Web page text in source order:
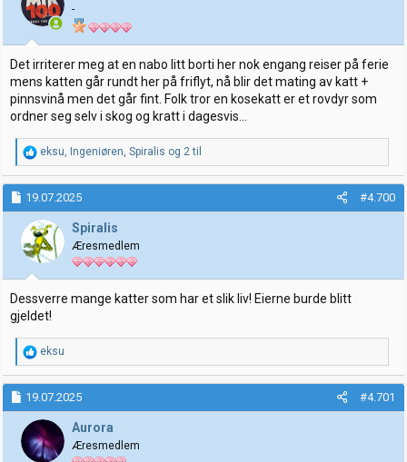
n
e
r
:
-
Det irriterer meg at en nabo litt borti her nok engang reiser på ferie
mens katten går rundt her på friflyt, nå blir det mating av katt +
pinnsvinå men det går fint. Folk tror en kosekatt er et rovdyr som
ordner seg selv i skog og kratt i dagesvis...
R
e
a
k
s
j
o
n
e
r
:
eksu, Ingeniøren, Spiralis og 2 til
19.07.2025 #4.700
Spiralis
Æresmedlem
Dessverre mange katter som har et slik liv! Eierne burde blitt
gjeldet!
R
e
a
k
s
j
o
n
eksu
19.07.2025 #4.701
Aurora
Æresmedlem